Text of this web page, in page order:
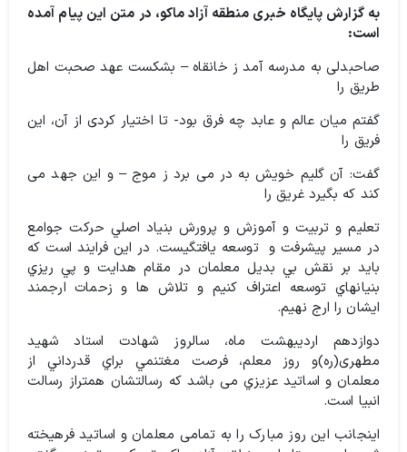
به گزارش پایگاه خبری منطقه آزاد ماکو، در متن این پیام آمده
است:
بشکست عهد صحبت اهل
طریق را
گفتم میان عالم و عابد چه فرق بود- تا اختیار کردی از آن، این
فریق را
–و این جهد می
کند که بگیرد غریق را
تعليم و تربيت و آموزش و پرورش بنياد اصلي حركت جوامع
در مسير پيشرفت و توسعه يافتگيست. در اين فرايند است كه
بايد بر نقش بي بديل معلمان در مقام هدايت و پي ريزي
بنيانهاي توسعه اعتراف کنیم و تلاش ها و زحمات ارجمند
ايشان را ارج نهیم.
دوازدهم اردیبهشت ماه، سالروز شهادت استاد شهيد
مطهری(ره)و روز معلم، فرصت مغتنمي براي قدرداني از
معلمان و اساتيد عزيزي می باشد كه رسالتشان همتراز رسالت
انبيا است.
اينجانب این روز مبارک را به تمامی معلمان و اساتید فرهیخته